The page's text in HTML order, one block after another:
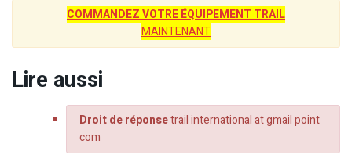
COMMANDEZ VOTRE ÉQUIPEMENT TRAIL
MAINTENANT
Lire aussi
Droit de réponsetrail international at gmail point
com